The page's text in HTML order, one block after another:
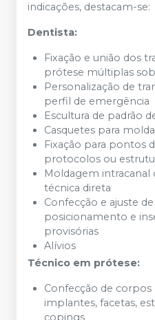
indicações, destacam-se:
Dentista:
Fixação e união dos
prótese múltiplas
Personalização de
perfil de emergência
Escultura de padrão
Casquetes para
Fixação para pontos
protocolos ou
Moldagem
técnica direta
Confecção e ajuste
posicionamento e
provisórias
Alívios
Técnico em prótese:
Confecção de corpos
implantes, facetas,
copings